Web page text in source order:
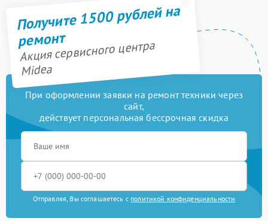
Получите 1500 рублей на
ремонт
Акция сервисного центра
Midea
При оформлении заявки на ремонт техники через
сайт,
действует персональная бессрочная скидка
Отправляя, Вы соглашаетесь с политикой конфиденциальности